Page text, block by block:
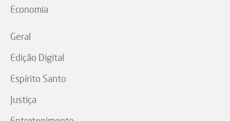
Economia
Geral
Edição Digital
Espírito Santo
Justiça